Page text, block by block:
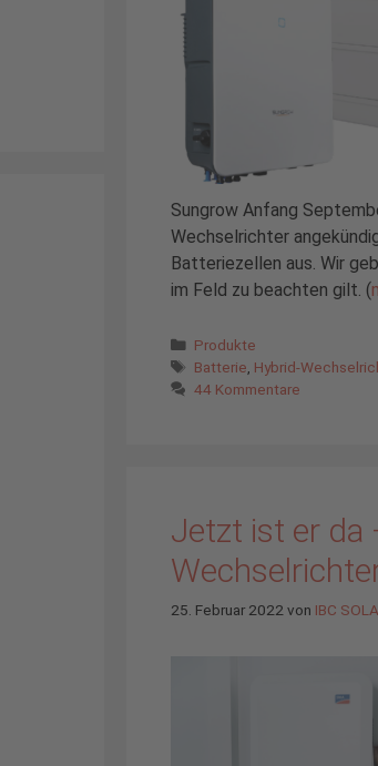
Sungrow Anfang
Wechselrichter
Batteriezellen aus. Wir
im Feld zu beachten gilt. (
Kategorien
Produkte
Schlagwörter
Batterie Hybrid-
44 Kommentare
Jetzt ist er da
25. Februar 2022 von IBC